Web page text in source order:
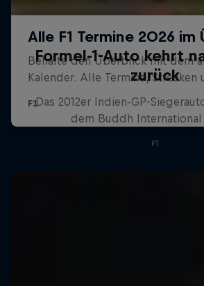
Formel-1-Auto kehrt
zurück
Das 2012er Indien-GP-
dem Buddh
F1